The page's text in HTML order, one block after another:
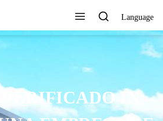
Language
ÚNICA,